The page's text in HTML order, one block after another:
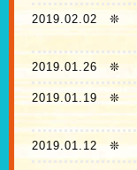
2019.02.02 ❊
2019.01.26❊
2019.01.19 ❊
2019.01.12❊